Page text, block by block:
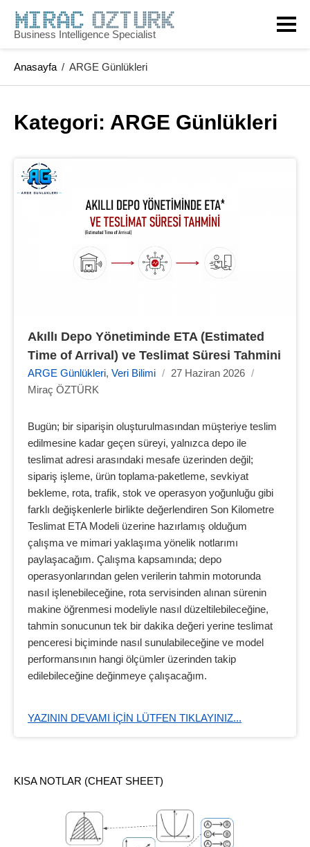
content
Business Intelligence Specialist
Anasayfa / ARGE Günlükleri
Kategori: ARGE Günlükleri
Akıllı Depo Yönetiminde ETA (Estimated
Time of Arrival) ve Teslimat Süresi Tahmini
ARGE Günlükleri, Veri Bilimi / 27 Haziran 2026 /
Miraç ÖZTÜRK
Bugün; bir siparişin oluşturulmasından müşteriye teslim
edilmesine kadar geçen süreyi, yalnızca depo ile
teslimat adresi arasındaki mesafe üzerinden değil;
sipariş işleme, ürün toplama-paketleme, sevkiyat
bekleme, rota, trafik, stok ve operasyon yoğunluğu gibi
farklı değişkenlerle birlikte değerlendiren Son Kilometre
Teslimat ETA Modeli üzerine hazırlamış olduğum
çalışma ve mimari yaklaşıma yönelik notlarımı
paylaşacağım. Çalışma kapsamında; depo
operasyonlarından gelen verilerin tahmin motorunda
nasıl işlenebileceğine, rota servisinden alınan sürenin
makine öğrenmesi modeliyle nasıl düzeltilebileceğine,
tahmin sonucunun tek bir dakika değeri yerine teslimat
penceresi biçiminde nasıl sunulabileceğine ve model
performansının hangi ölçümler üzerinden takip
edilebileceğine değinmeye çalışacağım.
YAZININ DEVAMI IÇIN LÜTFEN TIKLAYINIZ...
KISA NOTLAR (CHEAT SHEET)